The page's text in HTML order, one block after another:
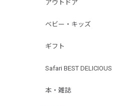
アウトドア
ベビー・キッズ
ギフト
Safari BEST DELICIOUS
本・雑誌